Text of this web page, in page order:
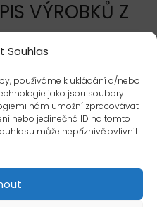
Souhlas
používáme k ukládání a/nebo
jako jsou soubory
nám umožní zpracovávat
nebo jedinečná ID na tomto
může nepříznivě ovlivnit
VÝROBKŮ Z
PVC
až +60°C
1 kJ/m2
metodika